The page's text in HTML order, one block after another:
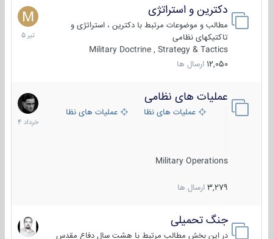
دکترین و استراتژی
مطالب و موضوعات مرتبط با دکترین ، استراتژی و
تاکتیکهای نظامی
Military Doctrine , Strategy & Tactics
12,050 ارسال ها
27
تیر
1405
عملیات های نظامی
عملیات های نظامی ایرانعملیات های نظامی خارجی
Military Operations
3,279 ارسال ها
5
خرداد
1404
جنگ تحمیلی
در این بخش مطالب مرتبط با هشت سال دفاع مقدس
20
اسفند